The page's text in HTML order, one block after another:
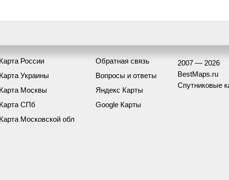
Карта России
Карта Украины
Карта Москвы
Карта СПб
Карта Московской обл
Обратная связь
Вопросы и ответы
Яндекс Карты
Google Карты
2007 — 2026
BestMaps.ru
Спутниковые